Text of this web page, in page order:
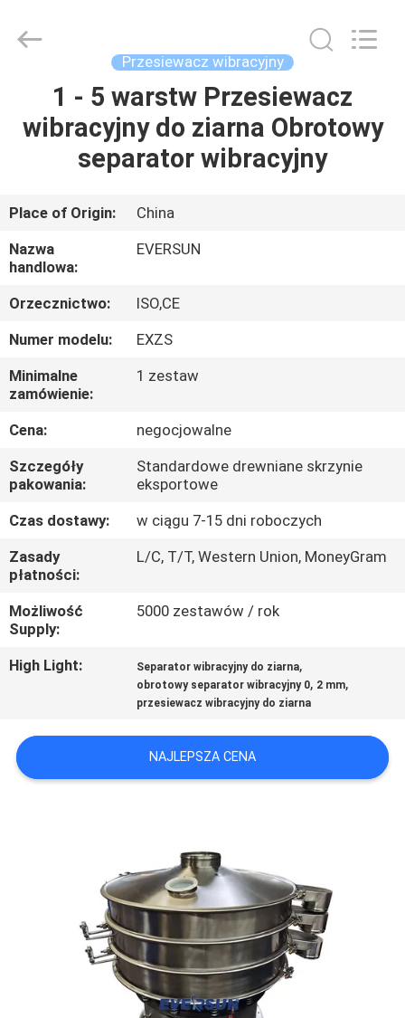
DOM
PRODUKTY
POKAZ
VR
O
NAS
WYCIECZKA
PO
KONTROLA
JAKOŚCI
SIĘ
Z
POPROSIĆ
O
POLITYKA
PRYWATNOŚCI
Przesiewacz wibracyjny
1 - 5 warstw Przesiewacz
wibracyjny do ziarna Obrotowy
separator wibracyjny
Place of Origin:
China
Nazwa
handlowa:
EVERSUN
Orzecznictwo:
ISO,CE
Numer modelu:
EXZS
Minimalne
zamówienie:
1 zestaw
Cena:
negocjowalne
Szczegóły
pakowania:
Standardowe drewniane skrzynie
eksportowe
Czas dostawy:
w ciągu 7-15 dni roboczych
Zasady
płatności:
L/C, T/T, Western Union, MoneyGram
Możliwość
Supply:
5000 zestawów / rok
High Light: Separator wibracyjny do ziarna,
obrotowy separator wibracyjny 0, 2 mm,
przesiewacz wibracyjny do ziarna
NAJLEPSZA CENA